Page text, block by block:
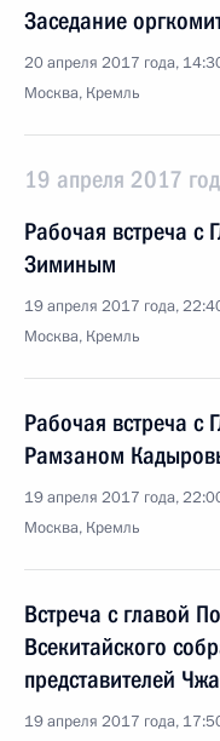
Заседание
20 апреля 2017 года,
Москва, Кремль
19 апреля 2017
Рабочая встреча с
Зиминым
19 апреля 2017 года,
Москва, Кремль
Рабочая встреча с
Рамзаном
19 апреля 2017 года,
Москва, Кремль
Встреча с главой
Всекитайского
представителей
19 апреля 2017 года,